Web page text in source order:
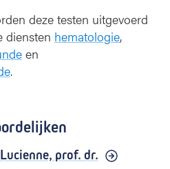
deze testen uitgevoerd
diensten hematologie,
en
.
prof. dr.